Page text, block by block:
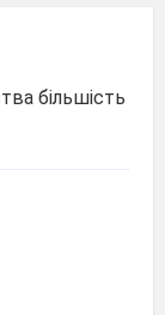
більшість